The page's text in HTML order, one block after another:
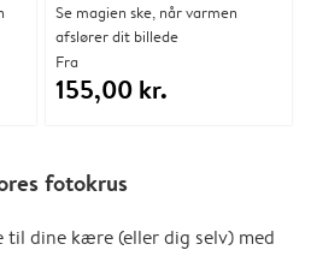
Se magien ske, når varmen
afslører dit billede
Fra
155,00 kr.
fotokrus
til dine kære (eller dig selv) med